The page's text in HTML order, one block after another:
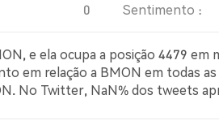
0 Sentimento :
e ela ocupa a posição 4479 em
em relação a BMON em todas
No Twitter, NaN% dos tweets